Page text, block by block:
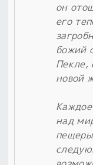
он
его
божий
Пекле,
новой
над